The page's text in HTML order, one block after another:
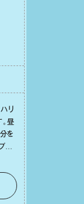
リ
昼
を
し
ブ
替
す